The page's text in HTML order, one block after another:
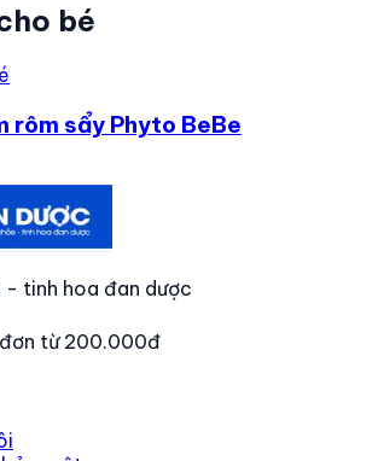
bé
rôm sẩy Phyto BeBe
- tinh hoa đan dược
đơn từ 200.000đ